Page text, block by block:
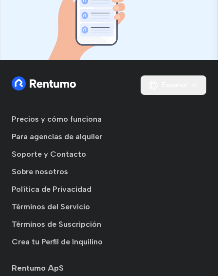
Precios y cómo funciona
Para agencias de alquiler
Soporte y Contacto
Sobre nosotros
Política de Privacidad
Términos del Servicio
Términos de Suscripción
Crea tu Perfil de Inquilino
Rentumo ApS